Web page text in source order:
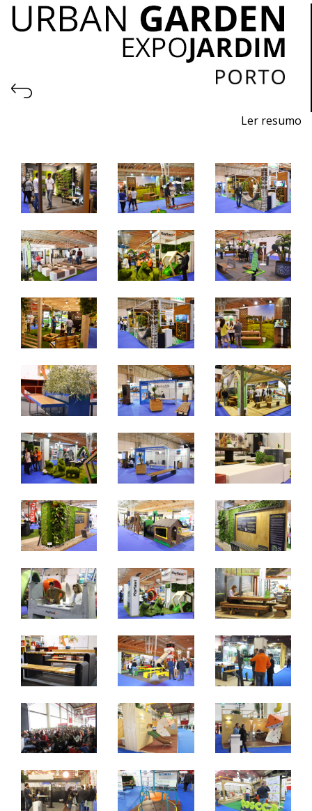
Ler resumo
Serviços para Jardins
De 27 a 29 de março de 2025 - EXPONOR, Matosinhos,
Porto
De quinta a sábado, 10h às 19h
Não é permitida a entrada a menores de 12 anos